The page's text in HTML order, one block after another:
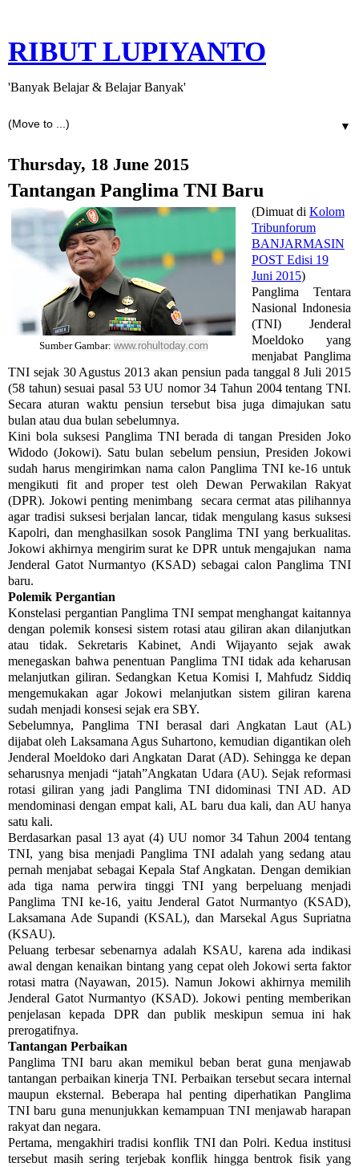
RIBUT LUPIYANTO
'Banyak Belajar & Belajar Banyak'
▼
Thursday, 18 June 2015
Tantangan Panglima TNI Baru
Sumber Gambar: www.rohultoday.com
(Dimuat di Kolom
Tribunforum
BANJARMASIN
POST Edisi 19
Juni 2015)
Panglima Tentara
Nasional Indonesia
(TNI) Jenderal
Moeldoko yang
menjabat Panglima
TNI sejak 30 Agustus 2013 akan pensiun pada tanggal 8 Juli 2015
(58 tahun) sesuai pasal 53 UU nomor 34 Tahun 2004 tentang TNI.
Secara aturan waktu pensiun tersebut bisa juga dimajukan satu
bulan atau dua bulan sebelumnya.
Kini bola suksesi Panglima TNI berada di tangan Presiden Joko
Widodo (Jokowi). Satu bulan sebelum pensiun, Presiden Jokowi
sudah harus mengirimkan nama calon Panglima TNI ke-16 untuk
mengikuti fit and proper test oleh Dewan Perwakilan Rakyat
(DPR). Jokowi penting menimbang secara cermat atas pilihannya
agar tradisi suksesi berjalan lancar, tidak mengulang kasus suksesi
Kapolri, dan menghasilkan sosok Panglima TNI yang berkualitas.
Jokowi akhirnya mengirim surat ke DPR untuk mengajukan nama
Jenderal Gatot Nurmantyo (KSAD) sebagai calon Panglima TNI
baru.
Polemik Pergantian
Konstelasi pergantian Panglima TNI sempat menghangat kaitannya
dengan polemik konsesi sistem rotasi atau giliran akan dilanjutkan
atau tidak. Sekretaris Kabinet, Andi Wijayanto sejak awak
menegaskan bahwa penentuan Panglima TNI tidak ada keharusan
melanjutkan giliran. Sedangkan Ketua Komisi I, Mahfudz Siddiq
mengemukakan agar Jokowi melanjutkan sistem giliran karena
sudah menjadi konsesi sejak era SBY.
Sebelumnya, Panglima TNI berasal dari Angkatan Laut (AL)
dijabat oleh Laksamana Agus Suhartono, kemudian digantikan oleh
Jenderal Moeldoko dari Angkatan Darat (AD). Sehingga ke depan
seharusnya menjadi “jatah”Angkatan Udara (AU). Sejak reformasi
rotasi giliran yang jadi Panglima TNI didominasi TNI AD. AD
mendominasi dengan empat kali, AL baru dua kali, dan AU hanya
satu kali.
Berdasarkan pasal 13 ayat (4) UU nomor 34 Tahun 2004 tentang
TNI, yang bisa menjadi Panglima TNI adalah yang sedang atau
pernah menjabat sebagai Kepala Staf Angkatan. Dengan demikian
ada tiga nama perwira tinggi TNI yang berpeluang menjadi
Panglima TNI ke-16, yaitu Jenderal Gatot Nurmantyo (KSAD),
Laksamana Ade Supandi (KSAL), dan Marsekal Agus Supriatna
(KSAU).
Peluang terbesar sebenarnya adalah KSAU, karena ada indikasi
awal dengan kenaikan bintang yang cepat oleh Jokowi serta faktor
rotasi matra (Nayawan, 2015). Namun Jokowi akhirnya memilih
Jenderal Gatot Nurmantyo (KSAD). Jokowi penting memberikan
penjelasan kepada DPR dan publik meskipun semua ini hak
prerogatifnya.
Tantangan Perbaikan
Panglima TNI baru akan memikul beban berat guna menjawab
tantangan perbaikan kinerja TNI. Perbaikan tersebut secara internal
maupun eksternal. Beberapa hal penting diperhatikan Panglima
TNI baru guna menunjukkan kemampuan TNI menjawab harapan
rakyat dan negara.
Pertama, mengakhiri tradisi konflik TNI dan Polri. Kedua institusi
tersebut masih sering terjebak konflik hingga bentrok fisik yang